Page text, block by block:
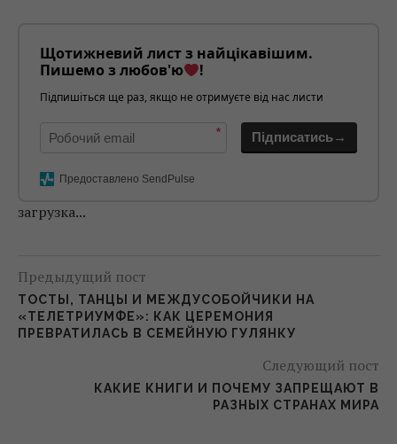
Щотижневий лист з найцікавішим.
Пишемо з любов'ю
!
Підпишіться ще раз, якщо не отримуєте від нас листи
* Підписатись→
Предоставлено SendPulse
загрузка...
Предыдущий пост
ТОСТЫ, ТАНЦЫ И МЕЖДУСОБОЙЧИКИ НА
«ТЕЛЕТРИУМФЕ»: КАК ЦЕРЕМОНИЯ
ПРЕВРАТИЛАСЬ В СЕМЕЙНУЮ ГУЛЯНКУ
Следующий пост
КАКИЕ КНИГИ И ПОЧЕМУ ЗАПРЕЩАЮТ В
РАЗНЫХ СТРАНАХ МИРА